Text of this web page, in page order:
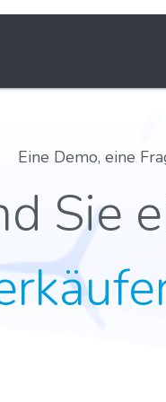
Eine Demo, eine
Sie